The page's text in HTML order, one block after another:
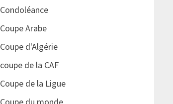
Condoléance
Coupe Arabe
Coupe d'Algérie
coupe de la CAF
Coupe de la Ligue